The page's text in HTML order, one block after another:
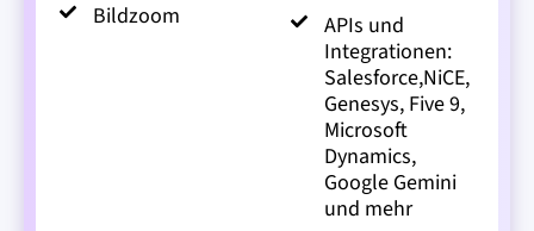
Bildzoom
APIs und
Integrationen:
Salesforce,NiCE,
Genesys, Five 9,
Microsoft
Dynamics,
Google Gemini
und mehr